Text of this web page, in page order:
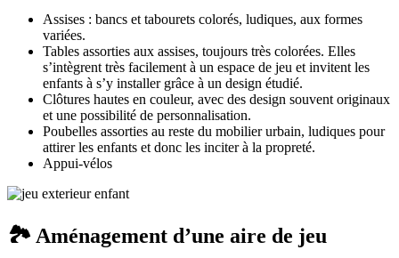
Assises : bancs et tabourets colorés, ludiques, aux formes
variées.
Tables assorties aux assises, toujours très colorées. Elles
s’intègrent très facilement à un espace de jeu et invitent les
enfants à s’y installer grâce à un design étudié.
Clôtures hautes en couleur, avec des design souvent originaux
et une possibilité de personnalisation.
Poubelles assorties au reste du mobilier urbain, ludiques pour
attirer les enfants et donc les inciter à la propreté.
Appui-vélos
🏞️ Aménagement d’une aire de jeu